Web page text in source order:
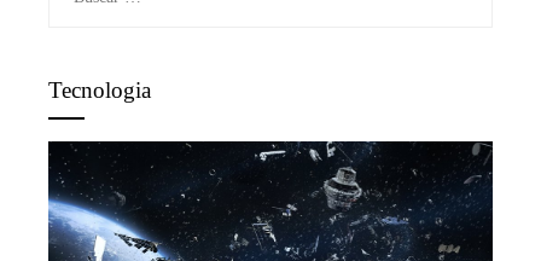
Tecnologia